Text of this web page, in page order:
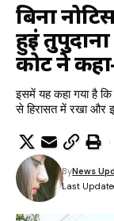
बिना
हुईं तुपुदाना
कोर्ट ने
इसमें यह कहा गया है कि
से हिरासत में रखा और
Last
ByNews